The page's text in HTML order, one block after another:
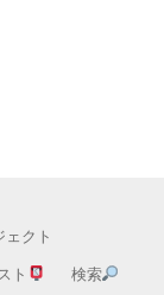
ェクト
ト 検索